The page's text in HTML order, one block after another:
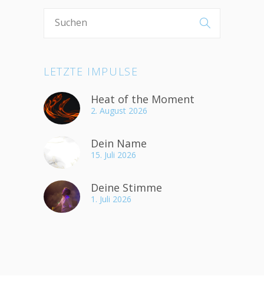
LETZTE IMPULSE
Heat of the Moment
2. August 2026
Dein Name
15. Juli 2026
Deine Stimme
1. Juli 2026